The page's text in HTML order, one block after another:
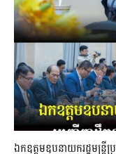
ឯកឧត្តមឧបនាយករដ្ឋមន្រ្តី